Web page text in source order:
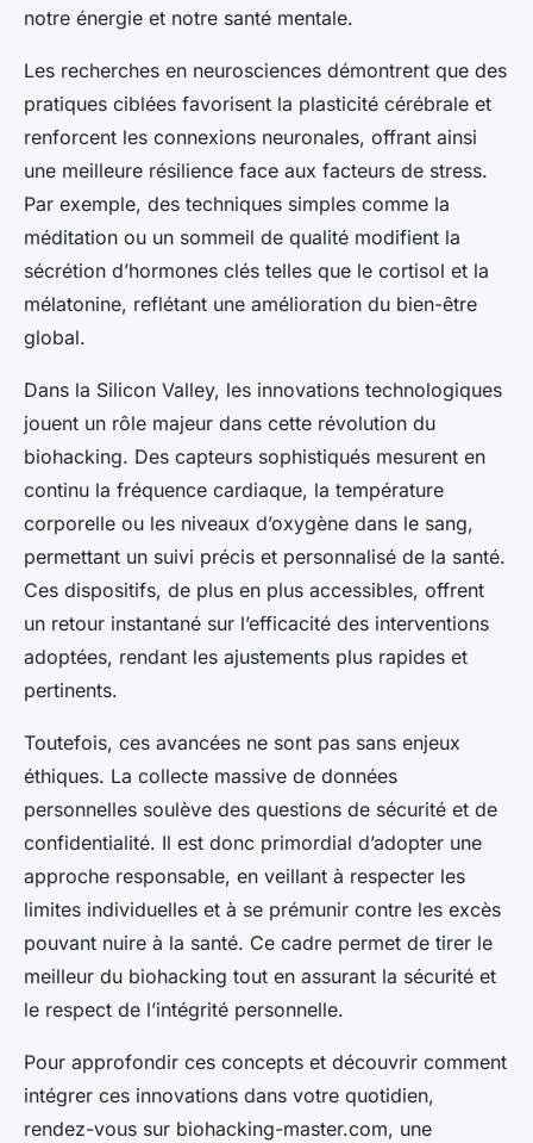
notre énergie et notre santé mentale.
Les recherches en neurosciences démontrent que des
pratiques ciblées favorisent la plasticité cérébrale et
renforcent les connexions neuronales, offrant ainsi
une meilleure résilience face aux facteurs de stress.
Par exemple, des techniques simples comme la
méditation ou un sommeil de qualité modifient la
sécrétion d’hormones clés telles que le cortisol et la
mélatonine, reflétant une amélioration du bien-être
global.
Dans la Silicon Valley, les innovations technologiques
jouent un rôle majeur dans cette révolution du
biohacking. Des capteurs sophistiqués mesurent en
continu la fréquence cardiaque, la température
corporelle ou les niveaux d’oxygène dans le sang,
permettant un suivi précis et personnalisé de la santé.
Ces dispositifs, de plus en plus accessibles, offrent
un retour instantané sur l’efficacité des interventions
adoptées, rendant les ajustements plus rapides et
pertinents.
Toutefois, ces avancées ne sont pas sans enjeux
éthiques. La collecte massive de données
personnelles soulève des questions de sécurité et de
confidentialité. Il est donc primordial d’adopter une
approche responsable, en veillant à respecter les
limites individuelles et à se prémunir contre les excès
pouvant nuire à la santé. Ce cadre permet de tirer le
meilleur du biohacking tout en assurant la sécurité et
le respect de l’intégrité personnelle.
Pour approfondir ces concepts et découvrir comment
intégrer ces innovations dans votre quotidien,
rendez-vous sur biohacking-master.com, une